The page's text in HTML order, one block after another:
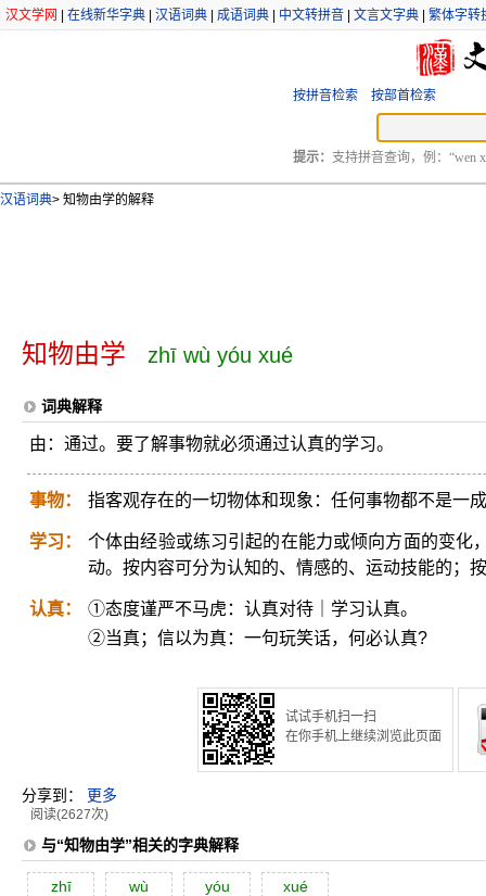
汉文学网 在线新华字典 汉语词典 成语词典 中文转拼音 文言文字典 繁体字转
按拼音检索 按部首检索
提示： 支持拼音查询，例：“wen
汉语词典> 知物由学的解释
知物由学 zhī wù yóu xué
词典解释
由：通过。要了解事物就必须通过认真的学习。
事物： 指客观存在的一切物体和现象：任何事物都不是一
学习：
个体由经验或练习引起的在能力或倾向方面的变化
动。按内容可分为认知的、情感的、运动技能的；
认真：
①态度谨严不马虎：认真对待｜学习认真。
②当真；信以为真：一句玩笑话，何必认真?
试试手机扫一扫
在你手机上继续浏览此页面
分享到： 更多
阅读(2627次)
与“知物由学”相关的字典解释
zhī wù yóu xué